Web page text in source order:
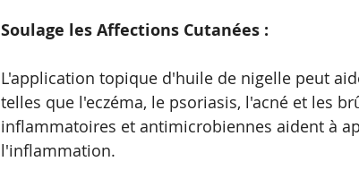
Soulage les Affections Cutanées :
L'application topique d'huile de nigelle peut
telles que l'eczéma, le psoriasis, l'acné et les
inflammatoires et antimicrobiennes aident à
l'inflammation.